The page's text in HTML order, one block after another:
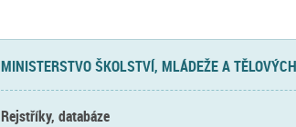
MINISTERSTVO ŠKOLSTVÍ, MLÁDEŽE A
Rejstříky, databáze